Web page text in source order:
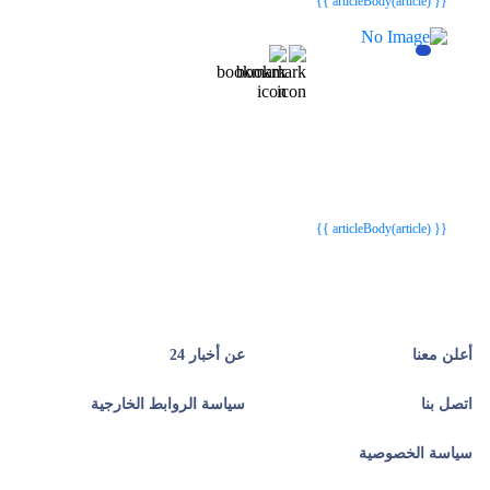
{{ articleBody(article) }}
أعلن معنا عن أخبار 24
اتصل بنا سياسة الروابط الخارجية
سياسة الخصوصية